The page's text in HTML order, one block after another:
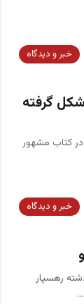
خبر و دیدگاه
مدتها قبل شکل گرفته
در کتاب مشهور
خبر و دیدگاه
رهسپار